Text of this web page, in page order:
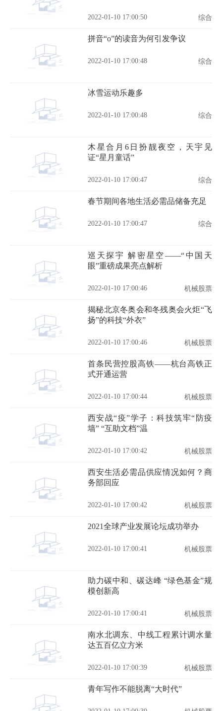
2022-01-10 17:00:50 综合
拼音“o”的读音为何引发争议
2022-01-10 17:00:48 综合
冰雪运动乐趣多
2022-01-10 17:00:48 综合
木星合月6日扮靓夜空，天宇见
证“星月童话”
2022-01-10 17:00:47 综合
春节期间各地生活必需品储备充足
2022-01-10 17:00:47 综合
巡天探宇 解密星空——“中国天
眼”重磅成果亮点解析
2022-01-10 17:00:46 机械股票
揭秘北京冬奥会和冬残奥会火炬“飞
扬”的科技“外衣”
2022-01-10 17:00:46 机械股票
首条民营控股高铁——杭台高铁正
式开通运营
2022-01-10 17:00:44 机械股票
西安战“疫”学子：科技筑牢“防疫
墙” “互助文档”温
2022-01-10 17:00:42 机械股票
西安生活必需品供应情况如何？商
务部回应
2022-01-10 17:00:42 机械股票
2021全球产业发展论坛成功举办
2022-01-10 17:00:41 机械股票
助力碳中和、碳达峰 “绿色基金”规
模创新高
2022-01-10 17:00:41 机械股票
南水北调东、中线工程累计调水量
达五百亿立方米
2022-01-10 17:00:39 机械股票
青年写作不能脱离“大时代”